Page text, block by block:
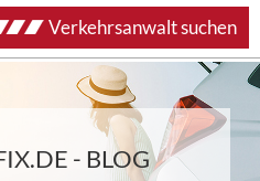
- BLOG
Verkehrsanwalt suchen